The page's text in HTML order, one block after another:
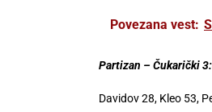
Povezana vest:
Partizan – Čukarički
Davidov 28, Kleo 53,